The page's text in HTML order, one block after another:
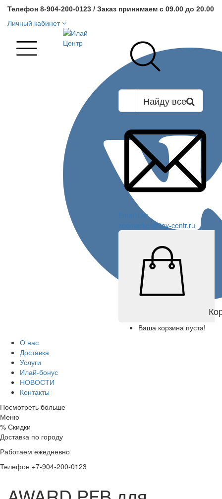
Телефон 8-904-200-0123 / Заказ принимаем с 09.00 до 20.00
Личный кабинет
Найду все
Email Us:
zoomarket@ilay-centr.ru
Ваша корзина пуста!
О нас
Доставка
Услуги
Илай-бонус
НОВОСТИ
Контакты
Посмотреть больше
Меню
% Скидки
Доставка по городу
Работаем ежедневно
Телефон +7-904-200-0123